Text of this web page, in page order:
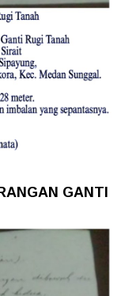
GANTI